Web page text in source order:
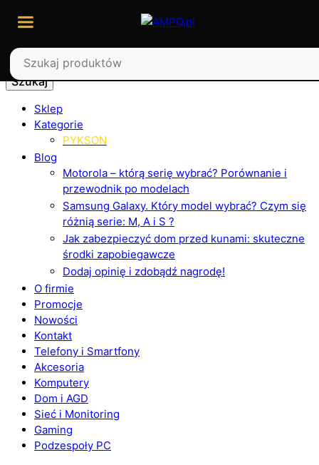
Szukaj
Sklep
Kategorie
PYKSON
Blog
Motorola – którą serię wybrać? Porównanie i
przewodnik po modelach
Samsung Galaxy. Który model wybrać? Czym się
różnią serie: M, A i S ?
Jak zabezpieczyć dom przed kunami: skuteczne
środki zapobiegawcze
Dodaj opinię i zdobądź nagrodę!
O firmie
Promocje
Nowości
Kontakt
Telefony i Smartfony
Akcesoria
Komputery
Dom i AGD
Sieć i Monitoring
Gaming
Podzespoły PC